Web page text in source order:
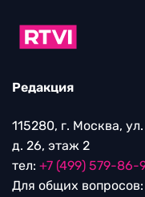
Редакция
115280, г. Москва,
д. 26, этаж 2
тел: +7 (499) 579-86-
Для общих вопросов: